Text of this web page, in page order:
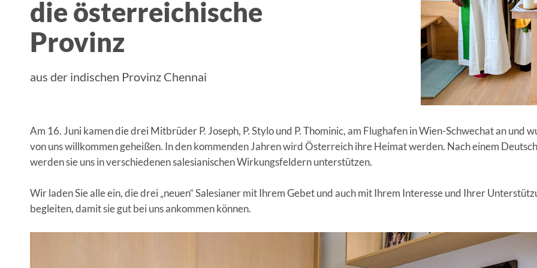
die österreichische
Provinz
aus der indischen Provinz Chennai
Am 16. Juni kamen die drei Mitbrüder P. Joseph, P. Stylo und P. Thominic, am Flughafen in Wien-Schwechat an und
von uns willkommen geheißen. In den kommenden Jahren wird Österreich ihre Heimat werden. Nach einem
werden sie uns in verschiedenen salesianischen Wirkungsfeldern unterstützen.
Wir laden Sie alle ein, die drei „neuen“ Salesianer mit Ihrem Gebet und auch mit Ihrem Interesse und Ihrer
begleiten, damit sie gut bei uns ankommen können.